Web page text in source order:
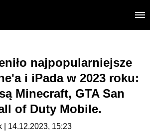
najpopularniejsze
i iPada w 2023 roku:
Minecraft, GTA San
of Duty Mobile.
| 14.12.2023, 15:23